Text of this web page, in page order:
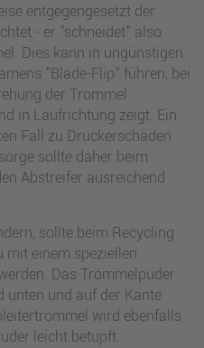
entgegengesetzt der
- er "schneidet" also
Dies kann in ungünstigen
"Blade-Flip" führen, bei
der Trommel
in Laufrichtung zeigt. Ein
Fall zu Druckerschäden
sollte daher beim
Abstreifer ausreichend
sollte beim Recycling
mit einem speziellen
Das Trommelpuder
unten und auf der Kante
wird ebenfalls
leicht betupft.